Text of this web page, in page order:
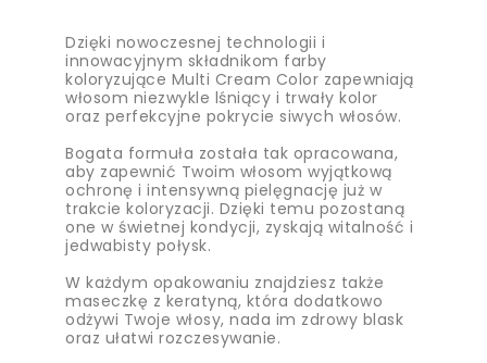
Dzięki nowoczesnej technologii i
innowacyjnym składnikom farby
koloryzujące Multi Cream Color zapewniają
włosom niezwykle lśniący i trwały kolor
oraz perfekcyjne pokrycie siwych włosów.
Bogata formuła została tak opracowana,
aby zapewnić Twoim włosom wyjątkową
ochronę i intensywną pielęgnację już w
trakcie koloryzacji. Dzięki temu pozostaną
one w świetnej kondycji, zyskają witalność i
jedwabisty połysk.
W każdym opakowaniu znajdziesz także
maseczkę z keratyną, która dodatkowo
odżywi Twoje włosy, nada im zdrowy blask
oraz ułatwi rozczesywanie.